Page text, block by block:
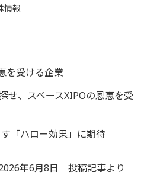
情報
を受ける企業
せ、スペースXIPOの恩恵を受
「ハロー効果」に期待
年6月8日 投稿記事より